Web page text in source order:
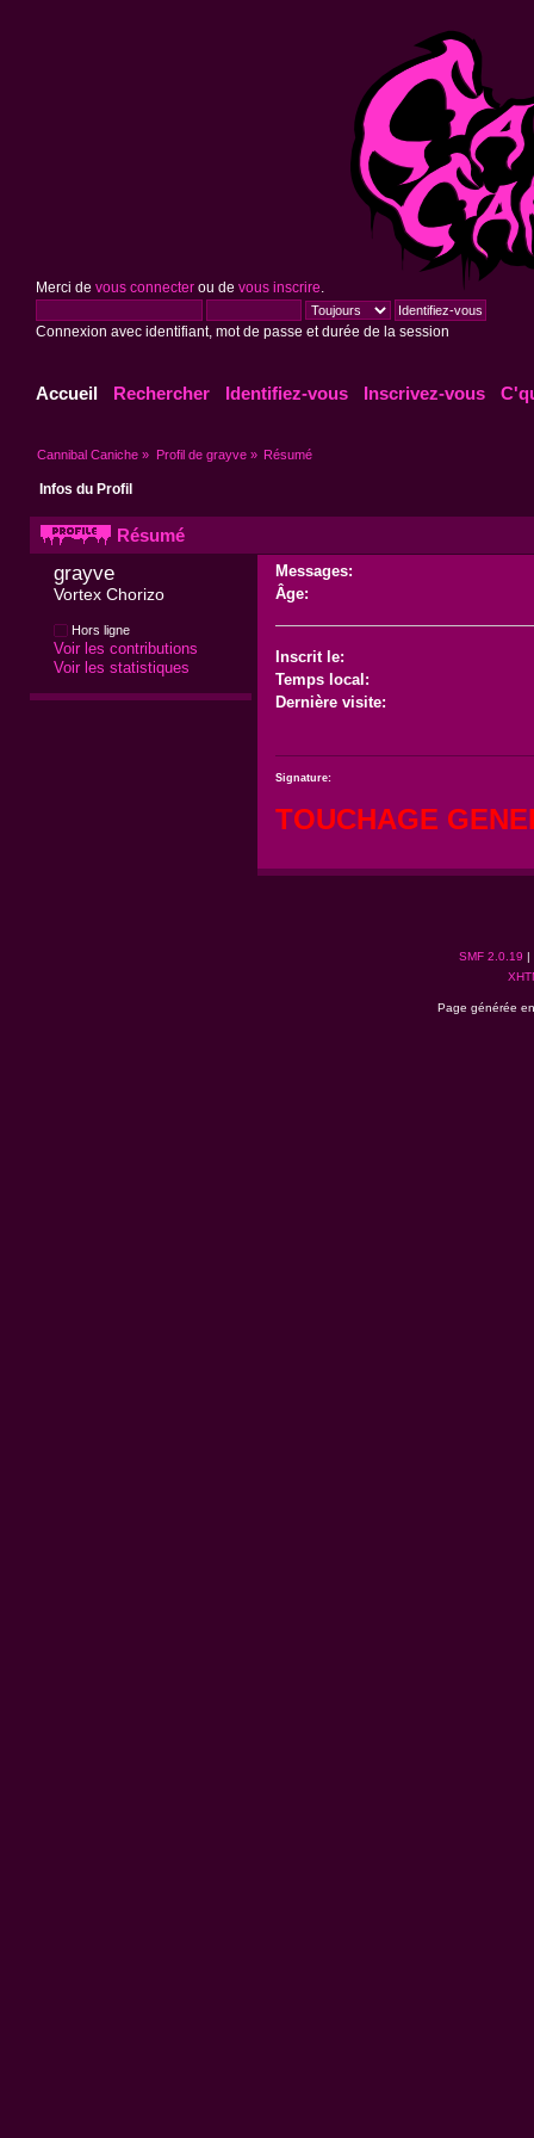
Merci de vous connecterou de vous inscrire
Connexion avec identifiant, mot de passe et durée de la session
Accueil Rechercher Identifiez-vous Inscrivez-vous
Cannibal Caniche » Profil de grayve» Résumé
Infos du Profil
Résumé
grayve
Vortex Chorizo
Hors ligne
Voir les contributions
Voir les statistiques
Messages:
Âge:
Inscrit le:
Temps local:
Dernière visite:
Signature:
TOUCHAGE
SMF 2.0.19 |
Page générée